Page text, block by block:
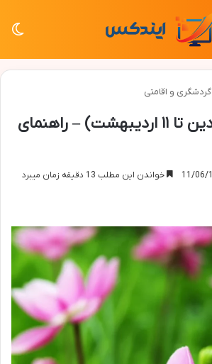
گردشگری و اقامتی
آوریل (۱۳ فروردین تا ۱۱ اردیبهشت) – راهنمای
خواندن این مطلب 13 دقیقه زمان میبرد